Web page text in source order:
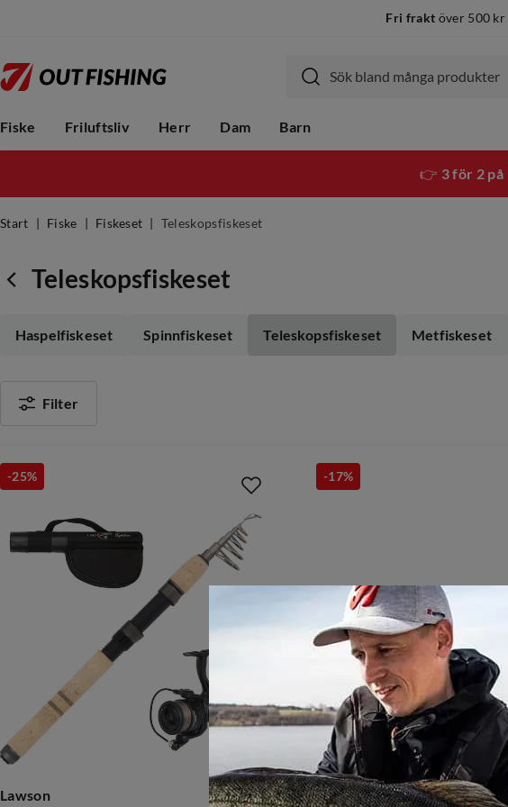
Fri frakt över 500 kr
Fiske Friluftsliv Herr Dam Barn
👉 3 för 2 på
Start Fiske Fiskeset Teleskopsfiskeset
Teleskopsfiskeset
Haspelfiskeset Spinnfiskeset Teleskopsfiskeset Metfiskeset
Filter
Lawson
-25%
Abu Garcia
-17%